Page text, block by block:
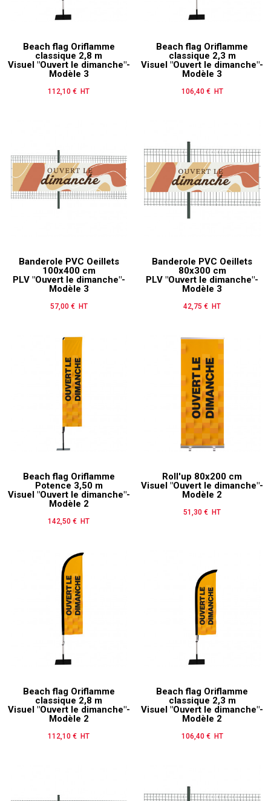
Beach flag Oriflamme
classique 2,8 m
Visuel "Ouvert le dimanche"-
Modèle 3
Prix
112,10 € HT
Beach flag Oriflamme
classique 2,3 m
Visuel "Ouvert le dimanche"-
Modèle 3
Prix
106,40 € HT
Banderole PVC Oeillets
100x400 cm
PLV "Ouvert le dimanche"-
Modèle 3
Prix
57,00 € HT
Banderole PVC Oeillets
80x300 cm
PLV "Ouvert le dimanche"-
Modèle 3
Prix
42,75 € HT
Beach flag Oriflamme
Potence 3,50 m
Visuel "Ouvert le dimanche"-
Modèle 2
Prix
142,50 € HT
Roll'up 80x200 cm
Visuel "Ouvert le dimanche"-
Modèle 2
Prix
51,30 € HT
Beach flag Oriflamme
classique 2,8 m
Visuel "Ouvert le dimanche"-
Modèle 2
Prix
112,10 € HT
Beach flag Oriflamme
classique 2,3 m
Visuel "Ouvert le dimanche"-
Modèle 2
Prix
106,40 € HT